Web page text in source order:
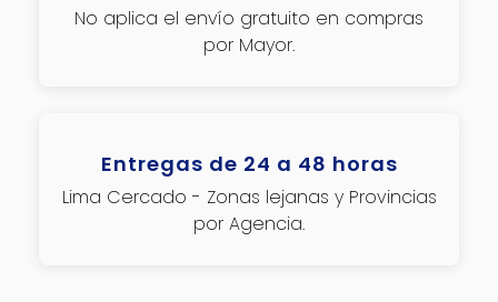
No aplica el envío gratuito en compras
por Mayor.
Entregas de 24 a 48 horas
Lima Cercado - Zonas lejanas y Provincias
por Agencia.